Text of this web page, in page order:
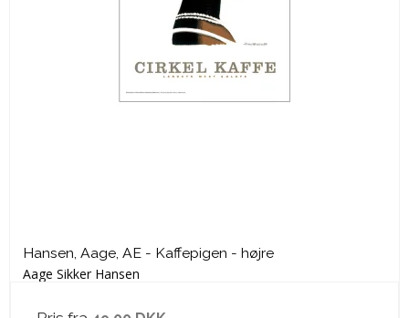
Hansen, Aage, AE - Kaffepigen - højre
Aage Sikker Hansen